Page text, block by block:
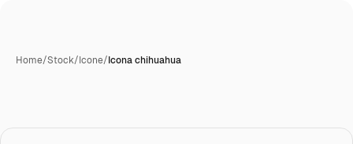
Home/Stock/Icone/Icona chihuahua